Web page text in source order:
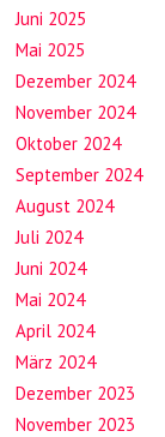
Juni 2025
Mai 2025
Dezember 2024
November 2024
Oktober 2024
September 2024
August 2024
Juli 2024
Juni 2024
Mai 2024
April 2024
März 2024
Dezember 2023
November 2023